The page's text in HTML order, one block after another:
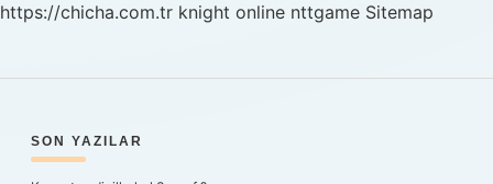
https://chicha.com.tr knight online nttgame Sitemap
SIDEBAR
SON YAZILAR